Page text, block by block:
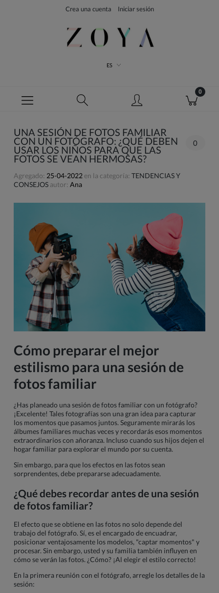
Crea una cuenta Iniciar sesión
ES
UNA SESIÓN DE FOTOS FAMILIAR
CON UN FOTÓGRAFO: ¿QUÉ DEBEN
USAR LOS NIÑOS PARA QUE LAS
FOTOS SE VEAN HERMOSAS?
0
Agregado: 25-04-2022 en la categoría: TENDENCIAS Y
CONSEJOS autor: Ana
Cómo preparar el mejor
estilismo para una sesión de
fotos familiar
¿Has planeado una sesión de fotos familiar con un fotógrafo?
¡Excelente! Tales fotografías son una gran idea para capturar
los momentos que pasamos juntos. Seguramente mirarás los
álbumes familiares muchas veces y recordarás esos momentos
extraordinarios con añoranza. Incluso cuando sus hijos dejen el
hogar familiar para explorar el mundo por su cuenta.
Sin embargo, para que los efectos en las fotos sean
sorprendentes, debe prepararse adecuadamente.
¿Qué debes recordar antes de una sesión
de fotos familiar?
El efecto que se obtiene en las fotos no solo depende del
trabajo del fotógrafo. Sí, es el encargado de encuadrar,
posicionar ventajosamente los modelos, "captar momentos" y
procesar. Sin embargo, usted y su familia también influyen en
cómo se verán las fotos. ¿Cómo? ¡Al elegir el estilo correcto!
En la primera reunión con el fotógrafo, arregle los detalles de la
sesión: